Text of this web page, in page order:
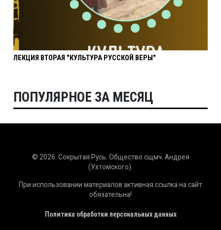
ЛЕКЦИЯ ВТОРАЯ "КУЛЬТУРА РУССКОЙ ВЕРЫ"
ПОПУЛЯРНОЕ ЗА МЕСЯЦ
© 2026. Сокрытая Русь. Общество сщмч. Андрея
(Ухтомского).
При использовании материалов активная ссылка на сайт
обязательна!
Политика обработки персональных данных